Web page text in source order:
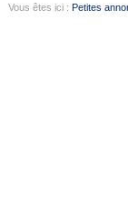
Vous êtes ici : Petites